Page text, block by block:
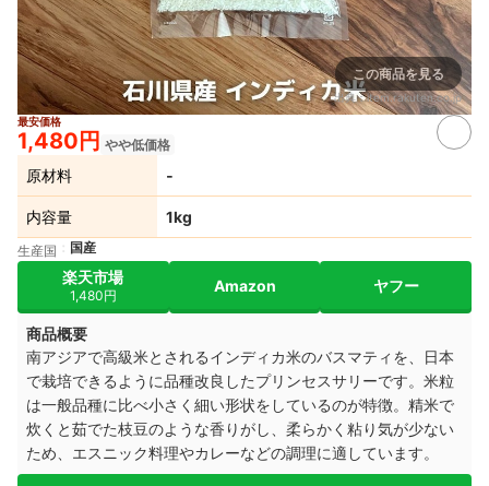
この商品を見る
出典：item.rakuten.co.jp
最安価格
1,480円 やや低価格
原材料 ‐
内容量 1kg
生産国 国産
楽天市場
1,480円
Amazon ヤフー
商品概要
南アジアで高級米とされるインディカ米のバスマティを、日本
で栽培できるように品種改良したプリンセスサリーです。米粒
は一般品種に比べ小さく細い形状をしているのが特徴。精米で
炊くと茹でた枝豆のような香りがし、柔らかく粘り気が少ない
ため、エスニック料理やカレーなどの調理に適しています。